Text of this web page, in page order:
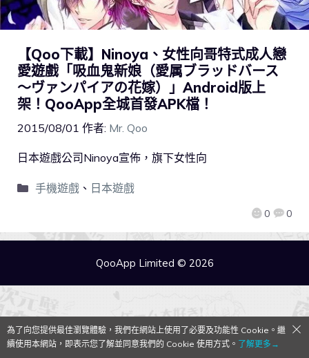
【Qoo下載】Ninoya、女性向哥特式成人戀
愛遊戲「吸血鬼新娘（愛属ブラッドバース
～ヴァンパイアの花嫁）」Android版上
架！QooApp全城首發APK檔！
2015/08/01 作者: Mr. Qoo
0 0
日本遊戲公司Ninoya宣佈，旗下女性向
手機遊戲、 日本遊戲
QooApp Limited © 2026
為了向您提供最佳瀏覽體驗，我們在網站上使用了必要及功能性 Cookie。繼
續使用本網站，即表示您了解並同意我們的 Cookie 使用方式。 了解更多→